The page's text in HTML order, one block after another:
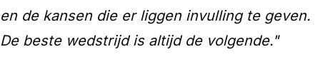
en de kansen die er liggen invulling te geven.
De beste wedstrijd is altijd de volgende."